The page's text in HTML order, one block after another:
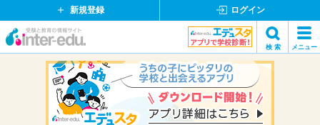
新規登録 ログイン
イ
検 索 メニュー
検索